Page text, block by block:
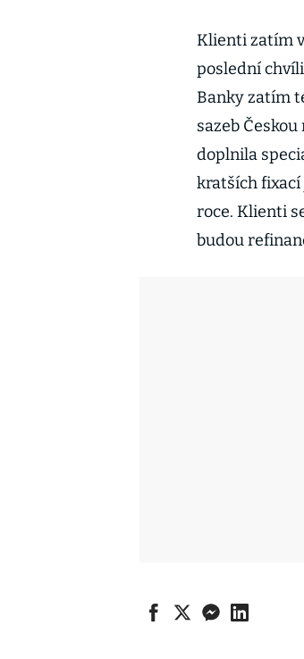
Klienti zatím
poslední
Banky zatím
sazeb
doplnila
kratších fixací
roce. Klienti
budou